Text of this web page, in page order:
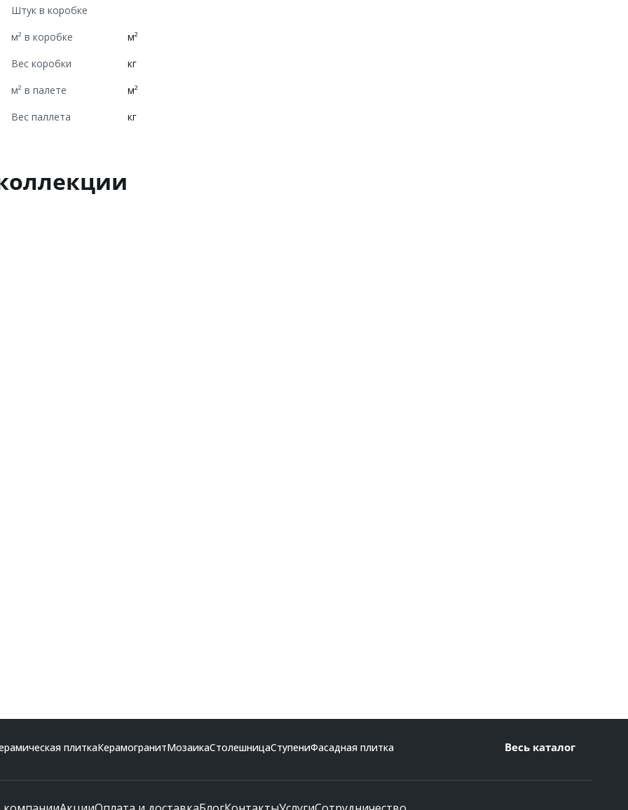
Штук в коробке
м² в коробке
м²
Вес коробки
кг
м² в палете
м²
Вес паллета
кг
плиткаКерамогранитМозаикаСтолешницаСтупениФасадная плитка Весь каталог